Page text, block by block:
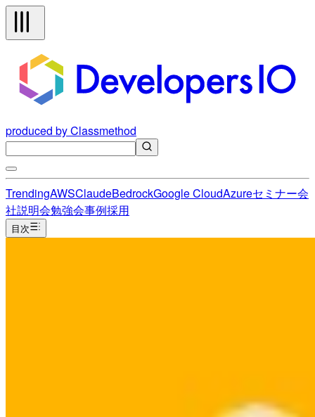
produced by Classmethod
TrendingAWSClaudeBedrockGoogle CloudAzureセミナー会
社説明会勉強会事例採用
目次